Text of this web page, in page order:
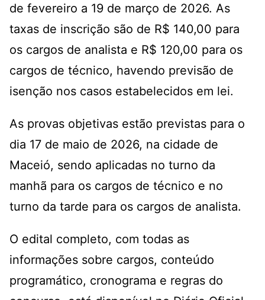
de fevereiro a 19 de março de 2026. As
taxas de inscrição são de R$ 140,00 para
os cargos de analista e R$ 120,00 para os
cargos de técnico, havendo previsão de
isenção nos casos estabelecidos em lei.
As provas objetivas estão previstas para o
dia 17 de maio de 2026, na cidade de
Maceió, sendo aplicadas no turno da
manhã para os cargos de técnico e no
turno da tarde para os cargos de analista.
O edital completo, com todas as
informações sobre cargos, conteúdo
programático, cronograma e regras do